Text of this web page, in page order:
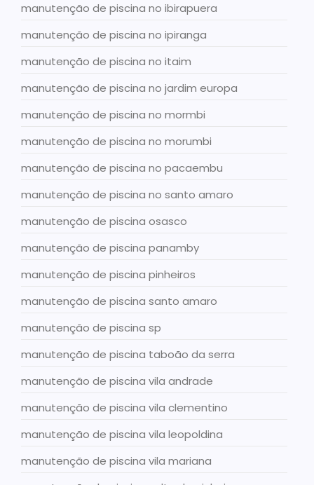
manutenção de piscina no ibirapuera
manutenção de piscina no ipiranga
manutenção de piscina no itaim
manutenção de piscina no jardim europa
manutenção de piscina no mormbi
manutenção de piscina no morumbi
manutenção de piscina no pacaembu
manutenção de piscina no santo amaro
manutenção de piscina osasco
manutenção de piscina panamby
manutenção de piscina pinheiros
manutenção de piscina santo amaro
manutenção de piscina sp
manutenção de piscina taboão da serra
manutenção de piscina vila andrade
manutenção de piscina vila clementino
manutenção de piscina vila leopoldina
manutenção de piscina vila mariana